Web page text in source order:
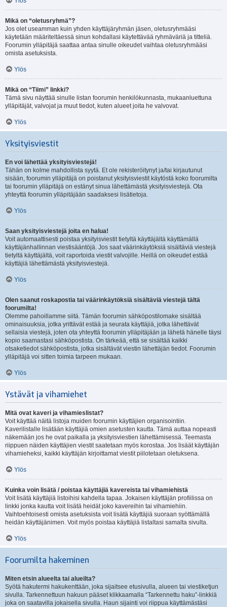
Mikä on “oletusryhmä”?
Jos olet useamman kuin yhden käyttäjäryhmän jäsen, oletusryhmääsi
käytetään määriteltäessä sinun kohdallasi käytettävää ryhmäväriä ja titteliä.
Foorumin ylläpitäjä saattaa antaa sinulle oikeudet vaihtaa oletusryhmääsi
omista asetuksista.
Ylös
Mikä on “Tiimi” linkki?
Tämä sivu näyttää sinulle listan foorumin henkilökunnasta, mukaanluettuna
ylläpitäjät, valvojat ja muut tiedot, kuten alueet joita he valvovat.
Ylös
Yksityisviestit
En voi lähettää yksityisviestejä!
Tähän on kolme mahdollista syytä. Et ole rekisteröitynyt ja/tai kirjautunut
sisään, foorumin ylläpitäjä on poistanut yksityisviestit käytöstä koko foorumilta
tai foorumin ylläpitäjä on estänyt sinua lähettämästä yksityisviestejä. Ota
yhteyttä foorumin ylläpitäjään saadaksesi lisätietoja.
Ylös
Saan yksityisviestejä joita en halua!
Voit automaattisesti poistaa yksityisviestit tietyltä käyttäjältä käyttämällä
käyttäjänhallinnan viestisääntöjä. Jos saat väärinkäytöksiä sisältäviä viestejä
tietyltä käyttäjältä, voit raportoida viestit valvojille. Heillä on oikeudet estää
käyttäjiä lähettämästä yksityisviestejä.
Ylös
Olen saanut roskapostia tai väärinkäytöksiä sisältäviä viestejä tältä
foorumilta!
Olemme pahoillamme siitä. Tämän foorumin sähköpostilomake sisältää
ominaisuuksia, jotka yrittävät estää ja seurata käyttäjiä, jotka lähettävät
sellaisia viestejä, joten ota yhteyttä foorumin ylläpitäjään ja lähetä hänelle täysi
kopio saamastasi sähköpostista. On tärkeää, että se sisältää kaikki
otsaketiedot sähköpostista, jotka sisältävät viestin lähettäjän tiedot. Foorumin
ylläpitäjä voi sitten toimia tarpeen mukaan.
Ylös
Ystävät ja vihamiehet
Mitä ovat kaveri ja vihamieslistat?
Voit käyttää näitä listoja muiden foorumin käyttäjien organisointiin.
Kaverilistalle lisätään käyttäjiä omien asetusten kautta. Tämä auttaa nopeasti
näkemään jos he ovat paikalla ja yksityisviestien lähettämisessä. Teemasta
riippuen näiden käyttäjien viestit saatetaan myös korostaa. Jos lisäät käyttäjän
vihamieheksi, kaikki käyttäjän kirjoittamat viestit piilotetaan oletuksena.
Ylös
Kuinka voin lisätä / poistaa käyttäjiä kavereista tai vihamiehistä
Voit lisätä käyttäjiä listoihisi kahdella tapaa. Jokaisen käyttäjän profiilissa on
linkki jonka kautta voit lisätä heidät joko kavereihin tai vihamiehiin.
Vaihtoehtoisesti omista asetuksista voit lisätä käyttäjiä suoraan syöttämällä
heidän käyttäjänimen. Voit myös poistaa käyttäjiä listaltasi samalta sivulta.
Ylös
Foorumilta hakeminen
Miten etsin alueelta tai alueilta?
Syötä hakutermi hakukenttään, joka sijaitsee etusivulla, alueen tai viestiketjun
sivulla. Tarkennettuun hakuun pääset klikkaamalla “Tarkennettu haku”-linkkiä
joka on saatavilla jokaisella sivulla. Haun sijainti voi riippua käyttämästäsi